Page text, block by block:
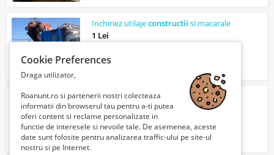
Inchiriez utilajeconstructii si macarale
1 Lei
Servicii defrisare, toaletare si curatare
1 Lei
Cookie Preferences
Draga utilizator,
Roanunt.ro si partenerii nostri colecteaza
informatii din browserul tau pentru a-ti putea
oferi content si reclame personalizate in
functie de interesele si nevoile tale. De asemenea, aceste
date sunt folosite pentru analizarea traffic-ului pe site-ul
nostru si pe Internet.